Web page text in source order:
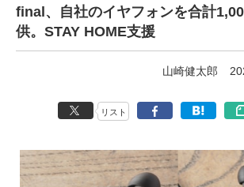
final、自社のイヤフォンを合計
供。STAY HOME支援
山崎健太郎
リスト